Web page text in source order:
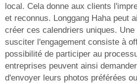
local. Cela donne aux clients
et reconnus. Longgang Haha peut
créer ces calendriers uniques. Une
susciter l'engagement consiste à
possibilité de participer au
entreprises peuvent ainsi
d'envoyer leurs photos préférées